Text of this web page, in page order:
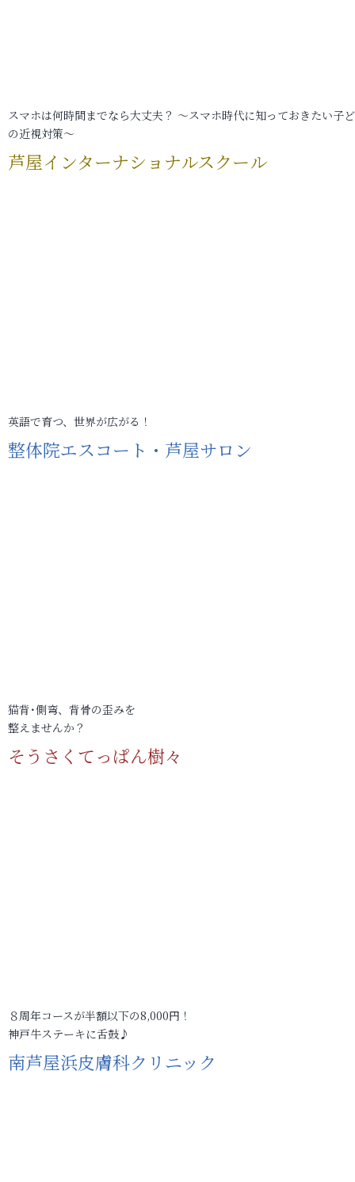
スマホは何時間までなら大丈夫？ ～スマホ時代に知っておきたい子
の近視対策～
芦屋インターナショナルスクール
英語で育つ、世界が広がる！
整体院エスコート・芦屋サロン
猫背･側弯、背骨の歪みを
整えませんか？
そうさくてっぱん樹々
８周年コースが半額以下の8,000円！
神戸牛ステーキに舌鼓♪
南芦屋浜皮膚科クリニック